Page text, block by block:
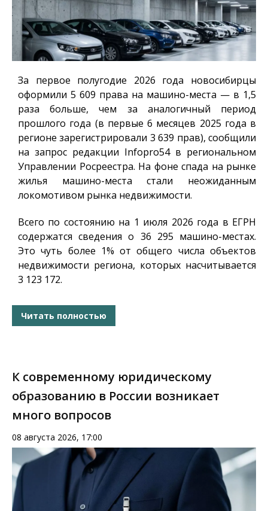
За первое полугодие 2026 года новосибирцы
оформили 5 609 права на машино-места — в 1,5
раза больше, чем за аналогичный период
прошлого года (в первые 6 месяцев 2025 года в
регионе зарегистрировали 3 639 прав), сообщили
на запрос редакции Infopro54в региональном
Управлении Росреестра. На фоне спада на рынке
жилья машино-места стали неожиданным
локомотивом рынка недвижимости.
Всего по состоянию на 1 июля 2026 года в ЕГРН
содержатся сведения о 36 295 машино-местах.
Это чуть более 1% от общего числа объектов
недвижимости региона, которых насчитывается
3 123 172.
Читать полностью
К современному юридическому
образованию в России возникает
много вопросов
08 августа 2026, 17:00